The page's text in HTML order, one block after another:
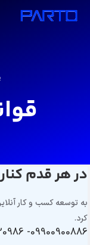
در هر قدم
به توسعه کسب و کار
کرد.
09900900886- 02532920986